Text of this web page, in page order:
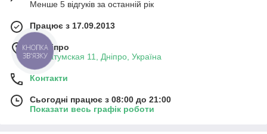
Менше 5 відгуків за останній рік
Працює з 17.09.2013
м. Дніпро
ул. Батумская 11, Дніпро, Україна
Контакти
Сьогодні працює з 08:00 до 21:00
Показати весь графік роботи
КНОПКА
ЗВ'ЯЗКУ